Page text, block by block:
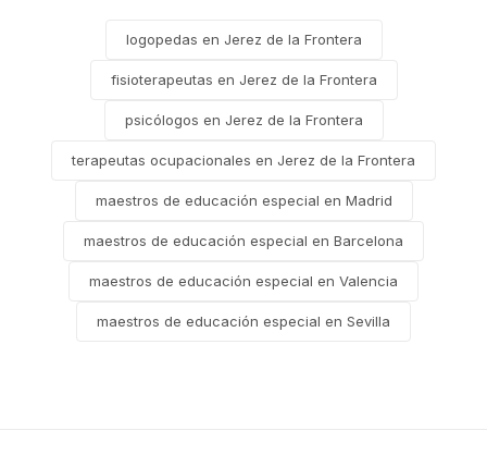
logopedas en Jerez de la Frontera
fisioterapeutas en Jerez de la Frontera
psicólogos en Jerez de la Frontera
terapeutas ocupacionales en Jerez de la Frontera
maestros de educación especial en Madrid
maestros de educación especial en Barcelona
maestros de educación especial en Valencia
maestros de educación especial en Sevilla